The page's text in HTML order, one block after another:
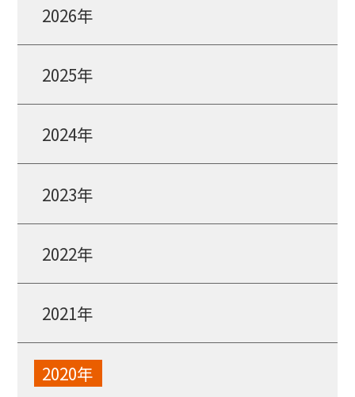
2026年
2025年
2024年
2023年
2022年
2021年
2020年